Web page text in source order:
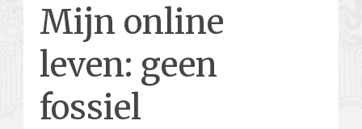
Mijn online
leven: geen
fossiel